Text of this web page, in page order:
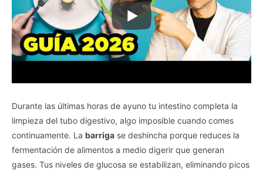
Durante las últimas horas de ayuno tu intestino completa la
limpieza del tubo digestivo, algo imposible cuando comes
continuamente. La barriga se deshincha porque reduces la
fermentación de alimentos a medio digerir que generan
gases. Tus niveles de glucosa se estabilizan, eliminando picos